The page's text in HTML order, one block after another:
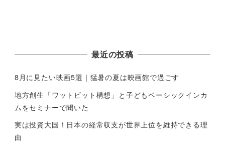
最近の投稿
8月に見たい映画5選｜猛暑の夏は映画館で過ごす
地方創生「ワットビット構想」と子どもベーシックインカ
ムをセミナーで聞いた
実は投資大国！日本の経常収支が世界上位を維持できる理
由